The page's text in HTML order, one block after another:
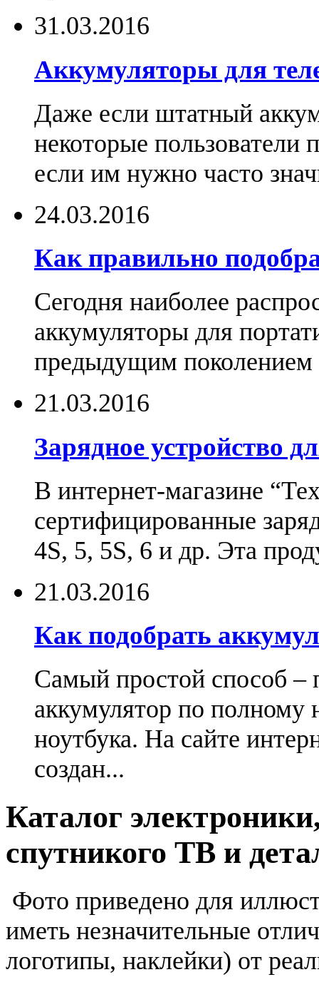
31.03.2016
Аккумуляторы для
Даже если штатный
некоторые пользователи
если им нужно часто
24.03.2016
Как правильно
Сегодня наиболее
аккумуляторы для
предыдущим поколением
21.03.2016
Зарядное устройство
В интернет-магазине
сертифицированные
4S, 5, 5S, 6 и др. Эта
21.03.2016
Как подобрать
Самый простой способ –
аккумулятор по
ноутбука. На сайте
создан...
Каталог
спутникого ТВ и
Фото приведено для
иметь незначительные
логотипы, наклейки) от